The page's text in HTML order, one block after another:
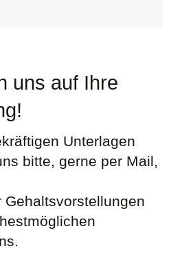
uns auf Ihre
Unterlagen
bitte, gerne per Mail,
Gehaltsvorstellungen